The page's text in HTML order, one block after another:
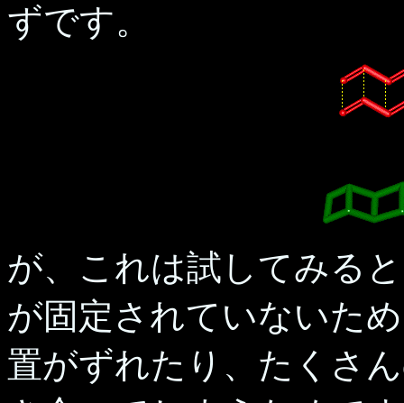
ずです。
が、これは試してみる
が固定されていないた
置がずれたり、たくさ